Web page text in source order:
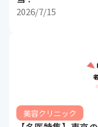
2026/7/15
美容クリニック